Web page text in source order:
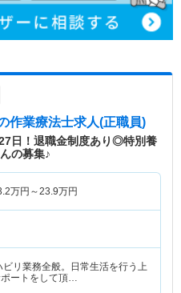
作業療法士求人(正職員)
日！退職金制度あり◎特別養
の募集♪
万円～23.9万円
ビリ業務全般。日常生活を行う上
ートをして頂…